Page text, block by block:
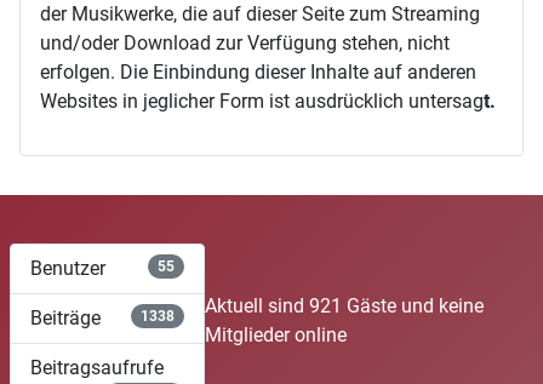
der Musikwerke, die auf dieser Seite zum Streaming
und/oder Download zur Verfügung stehen, nicht
erfolgen. Die Einbindung dieser Inhalte auf anderen
Websites in jeglicher Form ist ausdrücklich untersagt.
Benutzer 55
Beiträge 1338
Beitragsaufrufe
Aktuell sind 921 Gäste und keine
Mitglieder online